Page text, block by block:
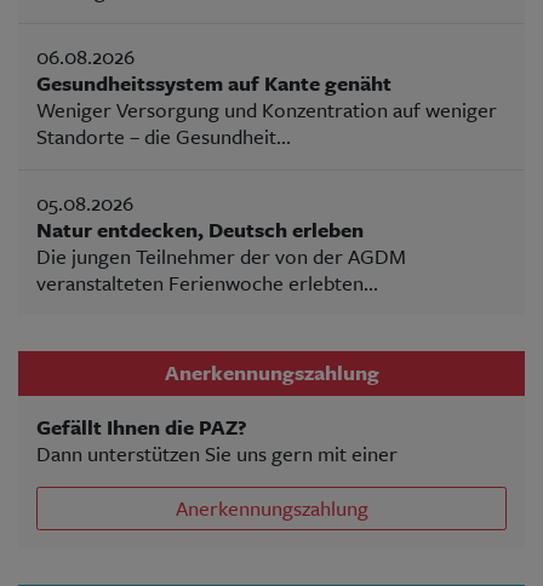
06.08.2026
Gesundheitssystem auf Kante genäht
Weniger Versorgung und Konzentration auf weniger
Standorte – die Gesundheit...
05.08.2026
Natur entdecken, Deutsch erleben
Die jungen Teilnehmer der von der AGDM
veranstalteten Ferienwoche erlebten...
Anerkennungszahlung
Gefällt Ihnen die PAZ?
Dann unterstützen Sie uns gern mit einer
Anerkennungszahlung